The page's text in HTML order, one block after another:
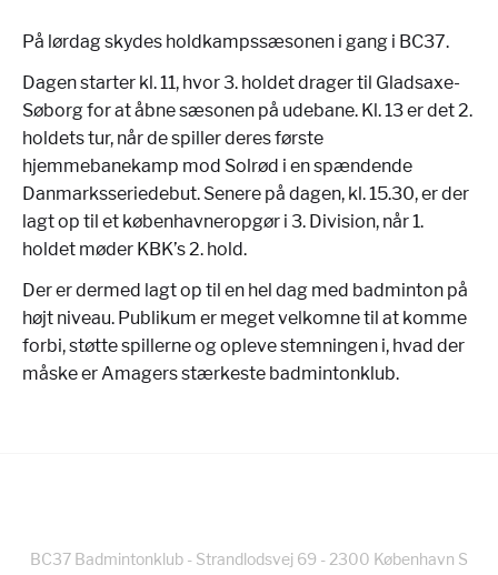
På lørdag skydes holdkampssæsonen i gang i BC37.
Dagen starter kl. 11, hvor 3. holdet drager til Gladsaxe-
Søborg for at åbne sæsonen på udebane. Kl. 13 er det 2.
holdets tur, når de spiller deres første
hjemmebanekamp mod Solrød i en spændende
Danmarksseriedebut. Senere på dagen, kl. 15.30, er der
lagt op til et københavneropgør i 3. Division, når 1.
holdet møder KBK’s 2. hold.
Der er dermed lagt op til en hel dag med badminton på
højt niveau. Publikum er meget velkomne til at komme
forbi, støtte spillerne og opleve stemningen i, hvad der
måske er Amagers stærkeste badmintonklub.
BC37 Badmintonklub - Strandlodsvej 69 - 2300 København S